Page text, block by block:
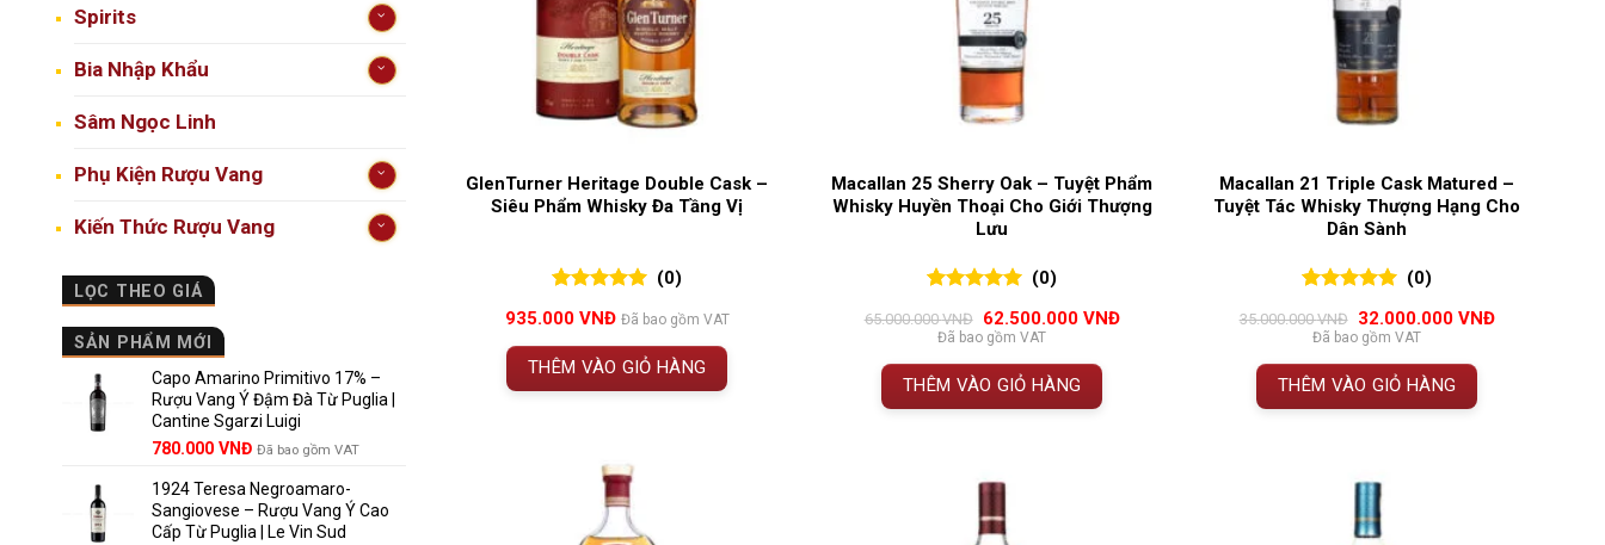
Spirits
Bia Nhập Khẩu
Sâm Ngọc Linh
Phụ Kiện Rượu Vang
Kiến Thức Rượu Vang
LỌC THEO GIÁ
SẢN PHẨM MỚI
Capo Amarino Primitivo 17% –
Rượu Vang Ý Đậm Đà Từ Puglia |
Cantine Sgarzi Luigi
Giá
là:
858.000 VNĐ.
780.000 VNĐGiá
tại
là:
780.000 VNĐ.
Đã bao gồm VAT
1924 Teresa Negroamaro-
Sangiovese – Rượu Vang Ý Cao
Cấp Từ Puglia | Le Vin Sud
GlenTurner Heritage Double Cask –
Siêu Phẩm Whisky Đa Tầng Vị
đánh giá
(0)
935.000 VNĐ Đã bao gồm VAT
THÊM VÀO GIỎ HÀNG
Macallan 25 Sherry Oak – Tuyệt Phẩm
Whisky Huyền Thoại Cho Giới Thượng
Lưu
đánh giá
(0)
65.000.000VNĐ
Giá
gốc
là:
65.000.000 VNĐ.
62.500.000 VNĐGiá
Đã bao gồm VAT
THÊM VÀO GIỎ HÀNG
Macallan 21 Triple Cask Matured –
Tuyệt Tác Whisky Thượng Hạng Cho
Dân Sành
đánh giá
(0)
35.000.000VNĐ
Giá
gốc
là:
35.000.000 VNĐ.
32.000.000 VNĐGiá
Đã bao gồm VAT
THÊM VÀO GIỎ HÀNG